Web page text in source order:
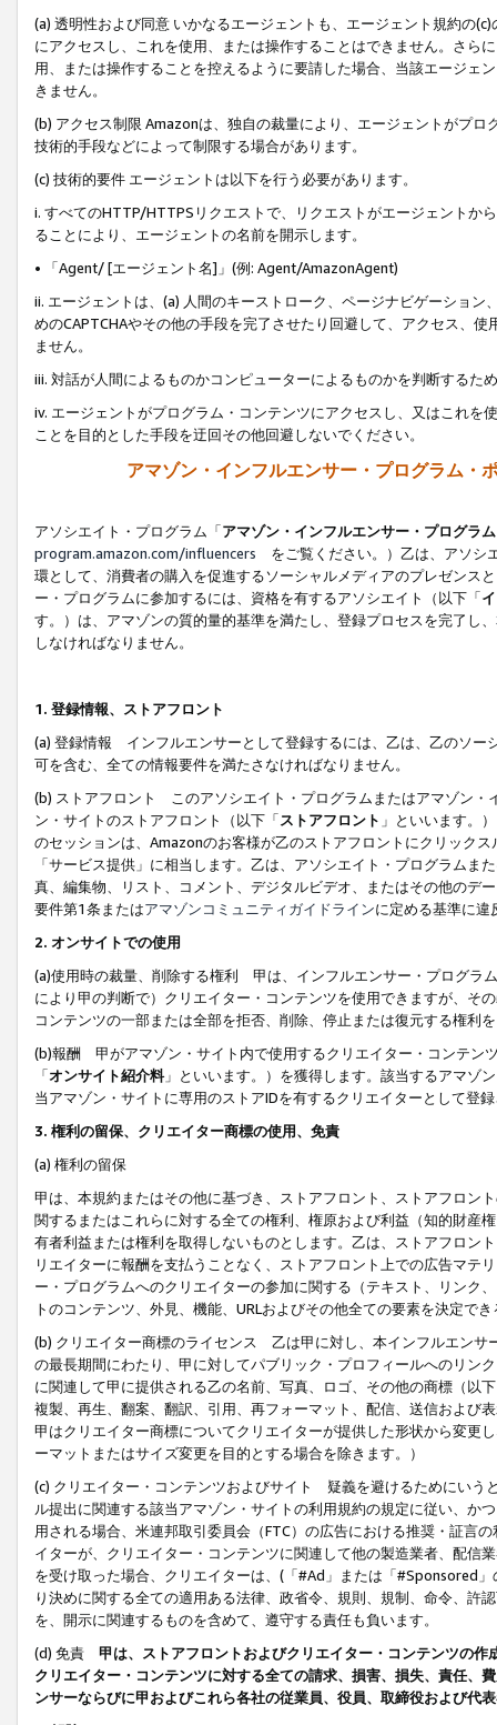
(a) 透明性および同意 いかなるエージェントも、エージェント規約の
にアクセスし、これを使用、または操作することはできません。さら
用、または操作することを控えるように要請した場合、当該エージェ
きません。
(b) アクセス制限 Amazonは、独自の裁量により、エージェントがプ
技術的手段などによって制限する場合があります。
(c) 技術的要件 エージェントは以下を行う必要があります。
i. すべてのHTTP/HTTPSリクエストで、リクエストがエージェントか
ることにより、エージェントの名前を開示します。
• 「Agent/ [エージェント名]」(例: Agent/AmazonAgent)
ii. エージェントは、(a) 人間のキーストローク、ページナビゲーショ
めのCAPTCHAやその他の手段を完了させたり回避して、アクセス、
ません。
iii. 対話が人間によるものかコンピューターによるものかを判断するた
iv. エージェントがプログラム・コンテンツにアクセスし、又はこれ
ことを目的とした手段を迂回その他回避しないでください。
アマゾン・インフルエンサー・プログラム・
アソシエイト・プログラム「アマゾン・インフルエンサー・プログラム
program.amazon.com/influencers をご覧ください。）乙は、アソシ
環として、消費者の購入を促進するソーシャルメディアのプレゼンス
ー・プログラムに参加するには、資格を有するアソシエイト（以下「
す。）は、アマゾンの質的量的基準を満たし、登録プロセスを完了し、
しなければなりません。
1. 登録情報、ストアフロント
(a) 登録情報 インフルエンサーとして登録するには、乙は、乙のソー
可を含む、全ての情報要件を満たさなければなりません。
(b) ストアフロント このアソシエイト・プログラムまたはアマゾン・
ン・サイトのストアフロント（以下「ストアフロント 」といいます。
のセッションは、Amazonのお客様が乙のストアフロントにクリック
「サービス提供」に相当します。乙は、アソシエイト・プログラム
真、編集物、リスト、コメント、デジタルビデオ、またはその他のデ
要件第1条またはアマゾンコミュニティガイドラインに定める基準に違
2. オンサイトでの使用
(a)使用時の裁量、削除する権利 甲は、インフルエンサー・プログラ
により甲の判断で）クリエイター・コンテンツを使用できますが、そ
コンテンツの一部または全部を拒否、削除、停止または復元する権利
(b)報酬 甲がアマゾン・サイト内で使用するクリエイター・コンテン
「オンサイト紹介料」といいます。）を獲得します。該当するアマゾ
当アマゾン・サイトに専用のストアIDを有するクリエイターとして登
3. 権利の留保、クリエイター商標の使用、免責
(a) 権利の留保
甲は、本規約またはその他に基づき、ストアフロント、ストアフロン
関するまたはこれらに対する全ての権利、権原および利益（知的財産
有者利益または権利を取得しないものとします。乙は、ストアフロン
リエイターに報酬を支払うことなく、ストアフロント上での広告マテ
ー・プログラムへのクリエイターの参加に関する（テキスト、リンク
トのコンテンツ、外見、機能、URLおよびその他全ての要素を決定で
(b) クリエイター商標のライセンス 乙は甲に対し、本インフルエンサ
の最長期間にわたり、甲に対してパブリック・プロフィールへのリン
に関連して甲に提供される乙の名前、写真、ロゴ、その他の商標（以
複製、再生、翻案、翻訳、引用、再フォーマット、配信、送信および
甲はクリエイター商標についてクリエイターが提供した形状から変更
ーマットまたはサイズ変更を目的とする場合を除きます。）
(c) クリエイター・コンテンツおよびサイト 疑義を避けるためにいう
ル提出に関連する該当アマゾン・サイトの利用規約の規定に従い、か
用される場合、米連邦取引委員会（FTC）の広告における推奨・証言
イターが、クリエイター・コンテンツに関連して他の製造業者、配信
を受け取った場合、クリエイターは、(「#Ad」または「#Sponsored
り決めに関する全ての適用ある法律、政省令、規則、規制、命令、許
を、開示に関連するものを含めて、遵守する責任も負います。
(d) 免責 甲は、ストアフロントおよびクリエイター・コンテンツの
クリエイター・コンテンツに対する全ての請求、損害、損失、責任、
ンサーならびに甲およびこれら各社の従業員、役員、取締役および代